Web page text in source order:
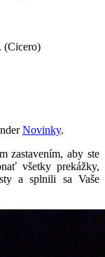
(Cicero)
Novinky.
zastavením, aby ste
všetky prekážky,
a splnili sa Vaše